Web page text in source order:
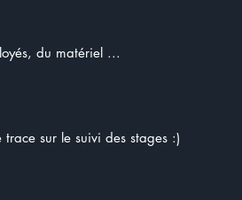
du matériel ...
sur le suivi des stages :)